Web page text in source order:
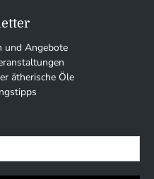
und Angebote
ätherische Öle